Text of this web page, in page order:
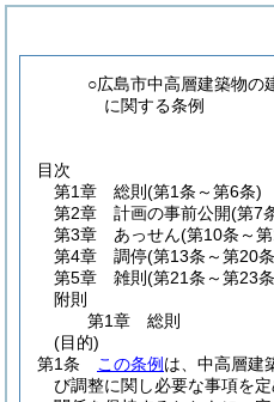
○広島市中高層建築物の
に関する条例
目次
第1章
総則 (第1条～第6条)
第2章
計画の事前公開(第7
第3章
あっせん(第10条～
第4章
調停(第13条～第20
第5章
雑則 (第21条～第23
附則
第1章
総則
(目的)
第1条
この条例 は、中高層建
び調整に関し必要な事項を